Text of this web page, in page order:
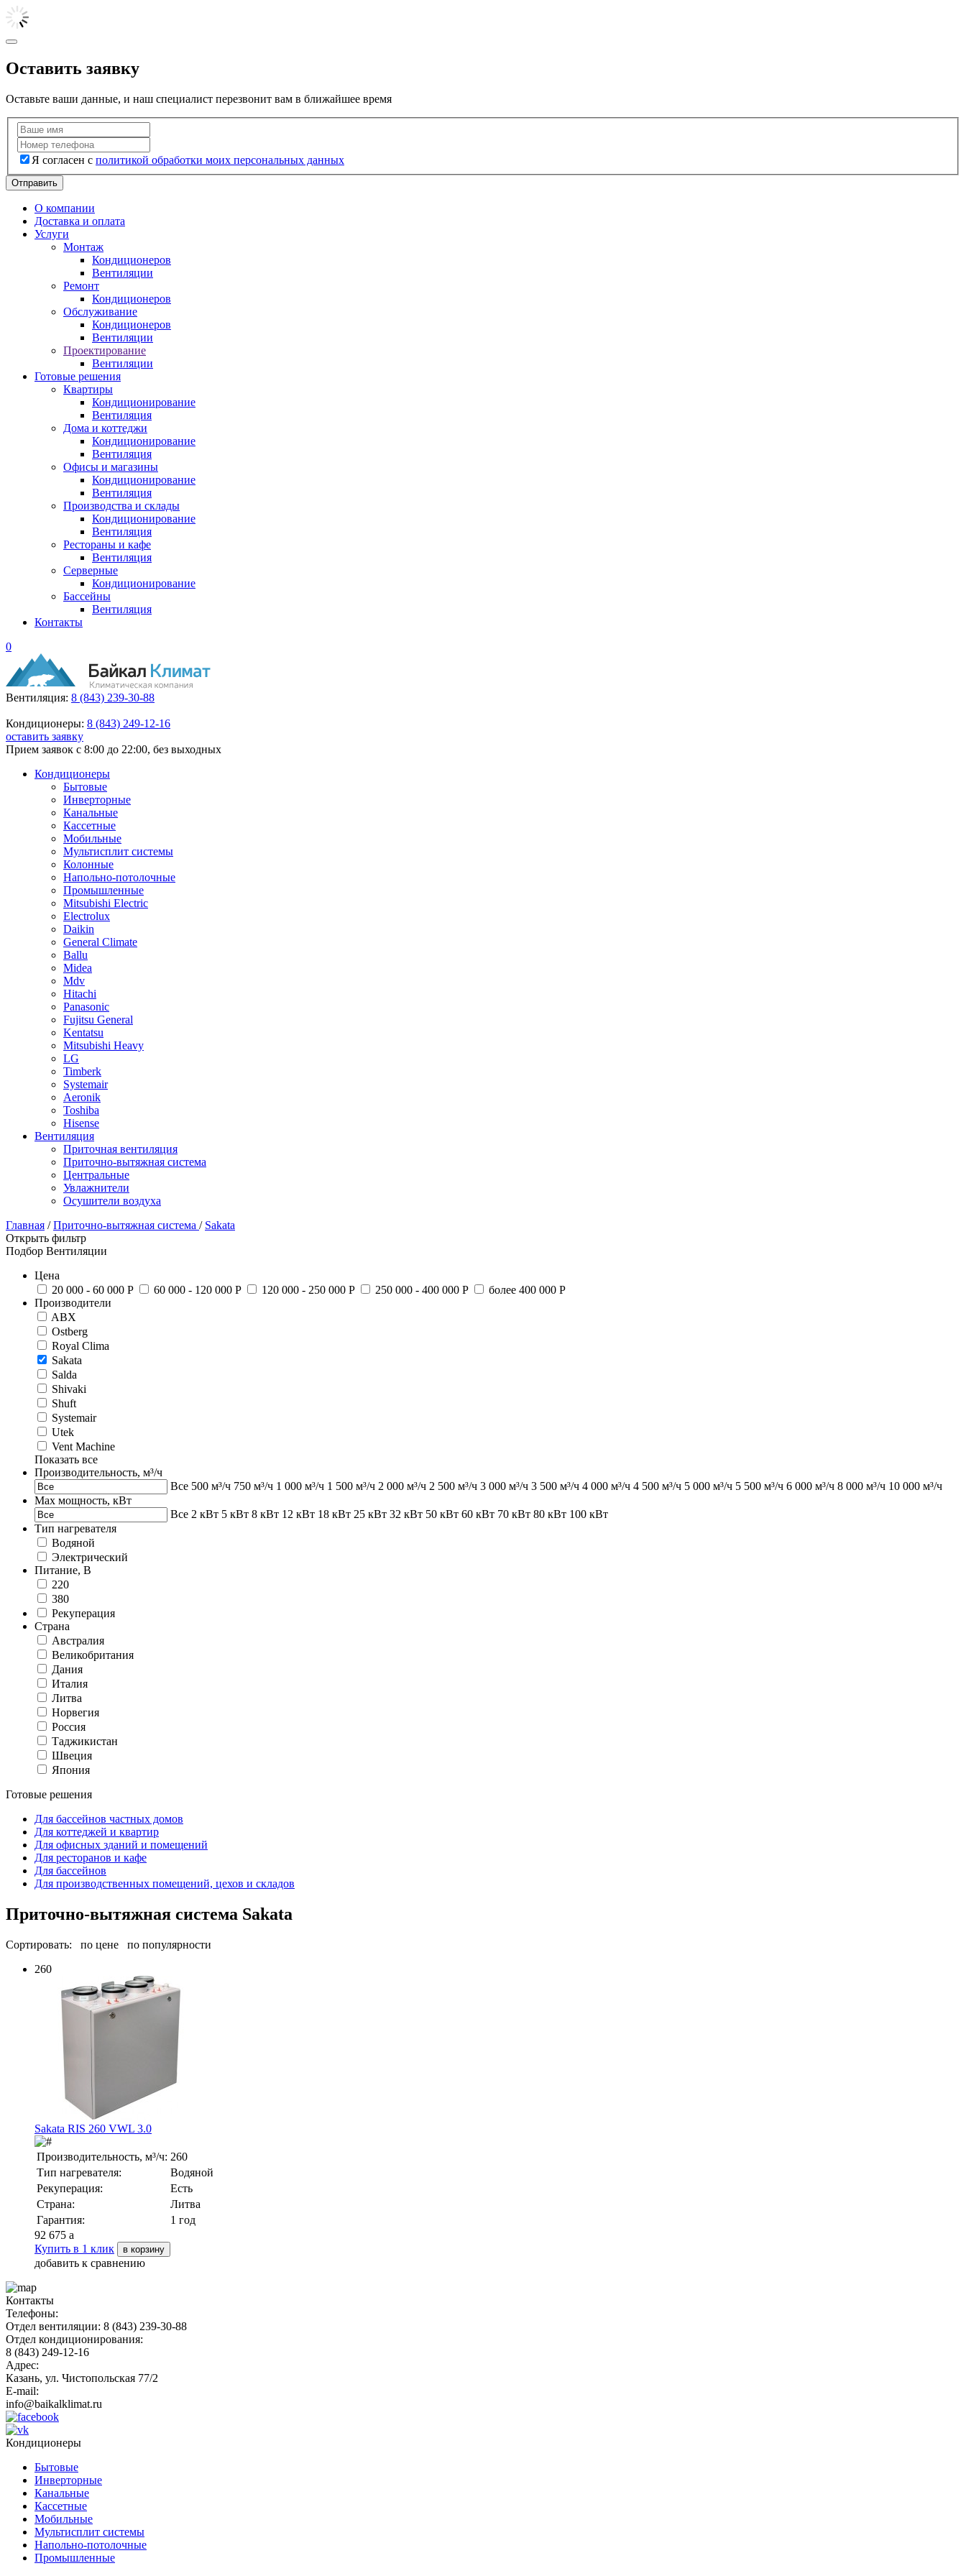
Оставить заявку
Оставьте ваши данные, и наш специалист перезвонит вам в ближайшее время
Я согласен с политикой обработки моих персональных данных
Отправить
О компании
Доставка и оплата
Услуги
Монтаж
Кондиционеров
Вентиляции
Ремонт
Кондиционеров
Обслуживание
Кондиционеров
Вентиляции
Проектирование
Вентиляции
Готовые решения
Квартиры
Кондиционирование
Вентиляция
Дома и коттеджи
Кондиционирование
Вентиляция
Офисы и магазины
Кондиционирование
Вентиляция
Производства и склады
Кондиционирование
Вентиляция
Рестораны и кафе
Вентиляция
Серверные
Кондиционирование
Бассейны
Вентиляция
Контакты
0
Вентиляция: 8 (843) 239-30-88
Кондиционеры: 8 (843) 249-12-16
оставить заявку
Прием заявок с 8:00 до 22:00, без выходных
Кондиционеры
Бытовые
Инверторные
Канальные
Кассетные
Мобильные
Мультисплит системы
Колонные
Напольно-потолочные
Промышленные
Mitsubishi Electric
Electrolux
Daikin
General Climate
Ballu
Midea
Mdv
Hitachi
Panasonic
Fujitsu General
Kentatsu
Mitsubishi Heavy
LG
Timberk
Systemair
Aeronik
Toshiba
Hisense
Вентиляция
Приточная вентиляция
Приточно-вытяжная система
Центральные
Увлажнители
Осушители воздуха
Главная /Приточно-вытяжная система / Sakata
Открыть фильтр
Подбор Вентиляции
Цена
20 000 - 60 000 Р
60 000 - 120 000 Р 120 000 - 250 000 Р 250 000 - 400 000 Р
более 400 000 Р
Производители
ABX
Ostberg
Royal Clima
Sakata
Salda
Shivaki
Shuft
Systemair
Utek
Vent Machine
Показать все
Производительность, м³/ч
Все 500 м³/ч 750 м³/ч 1 000 м³/ч 1 500 м³/ч 2 000 м³/ч 2 500 м³/ч 3 000 м³/ч 3 500 м³/ч 4 000 м³/ч 4 500 м³/ч 5 000 м³/ч 5 500 м³/ч 6 000 м³/ч 8 000 м³/ч 10 000 м³/ч
Max мощность, кВт
Все 2 кВт 5 кВт 8 кВт 12 кВт 18 кВт 25 кВт 32 кВт 50 кВт 60 кВт 70 кВт 80 кВт 100 кВт
Тип нагревателя
Водяной
Электрический
Питание, В
220
380
Рекуперация
Страна
Австралия
Великобритания
Дания
Италия
Литва
Норвегия
Россия
Таджикистан
Швеция
Япония
Готовые решения
Для бассейнов частных домов
Для коттеджей и квартир
Для офисных зданий и помещений
Для ресторанов и кафе
Для бассейнов
Для производственных помещений, цехов и складов
Приточно-вытяжная система Sakata
Сортировать: по цене
по популярности
260
Sakata RIS 260 VWL 3.0
Производительность, м³/ч: 260
Тип нагревателя:
Водяной
Рекуперация:
Есть
Страна:
Литва
Гарантия:
1 год
92 675 a
Купить в 1 клик
в корзину
добавить к сравнению
Контакты
Телефоны:
Отдел вентиляции: 8 (843) 239-30-88
Отдел кондиционирования:
8 (843) 249-12-16
Адрес:
Казань, ул. Чистопольская 77/2
E-mail:
info@baikalklimat.ru
Кондиционеры
Бытовые
Инверторные
Канальные
Кассетные
Мобильные
Мультисплит системы
Напольно-потолочные
Промышленные